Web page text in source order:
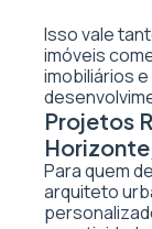
Isso vale
imóveis
imobiliários
Projetos
Para quem
arquiteto